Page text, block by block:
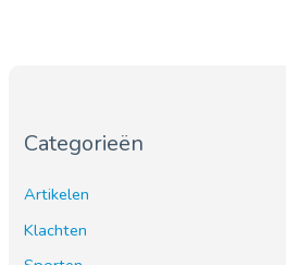
Categorieën
Artikelen
Klachten